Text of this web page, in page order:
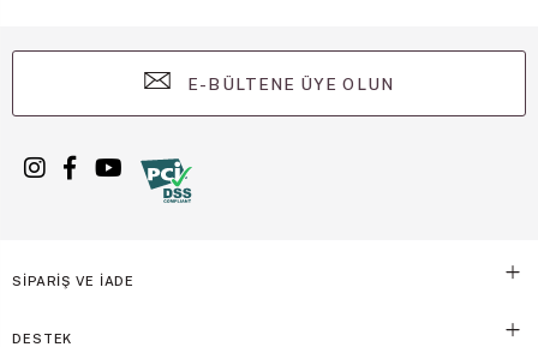
E-BÜLTENE ÜYE OLUN
SİPARİŞ VE İADE
DESTEK